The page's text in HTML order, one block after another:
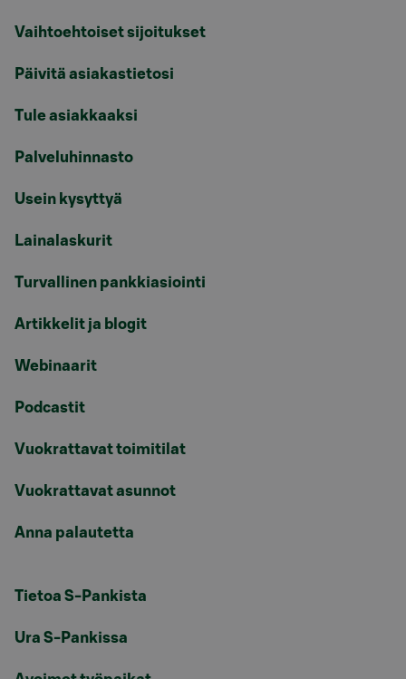
Vaihtoehtoiset sijoitukset
Päivitä asiakastietosi
Tule asiakkaaksi
Palveluhinnasto
Usein kysyttyä
Lainalaskurit
Turvallinen pankkiasiointi
Artikkelit ja blogit
Webinaarit
Podcastit
Vuokrattavat toimitilat
Vuokrattavat asunnot
Anna palautetta
Tietoa S-Pankista
Ura S-Pankissa